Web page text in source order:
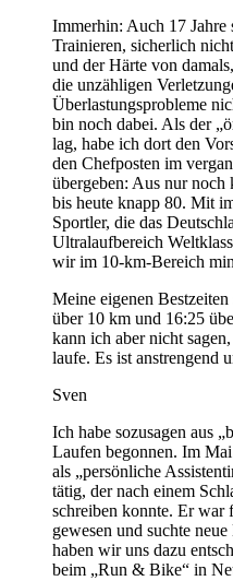
Immerhin: Auch 17 Jahre
Trainieren, sicherlich
und der Härte von
die unzähligen
Überlastungsprobleme
bin noch dabei. Als der
lag, habe ich dort den
den Chefposten im
übergeben: Aus nur
bis heute knapp 80. Mit
Sportler, die das
Ultralaufbereich
wir im 10-km-Bereich
Meine eigenen
über 10 km und 16:25
kann ich aber nicht
laufe. Es ist anstrengend
Sven
Ich habe sozusagen aus
Laufen begonnen. Im
als „persönliche
tätig, der nach einem
schreiben konnte. Er
gewesen und suchte
haben wir uns dazu
beim „Run & Bike“ in